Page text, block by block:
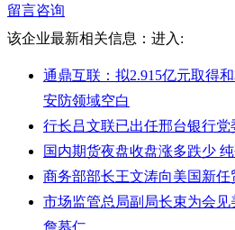
留言咨询
该企业最新相关信息： 进入:
通鼎互联：拟2.915亿元取得
安防领域空白
行长吕文联已出任邢台银行党
国内期货夜盘收盘涨多跌少
商务部部长王文涛向美国新任
市场监管总局副局长束为会
詹慕仁